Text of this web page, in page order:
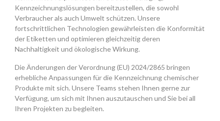
Kennzeichnungslösungen bereitzustellen, die sowohl
Verbraucher als auch Umwelt schützen. Unsere
fortschrittlichen Technologien gewährleisten die Konformität
der Etiketten und optimieren gleichzeitig deren
Nachhaltigkeit und ökologische Wirkung.
Die Änderungen der Verordnung (EU) 2024/2865 bringen
erhebliche Anpassungen für die Kennzeichnung chemischer
Produkte mit sich. Unsere Teams stehen Ihnen gerne zur
Verfügung, um sich mit Ihnen auszutauschen und Sie bei all
Ihren Projekten zu begleiten.